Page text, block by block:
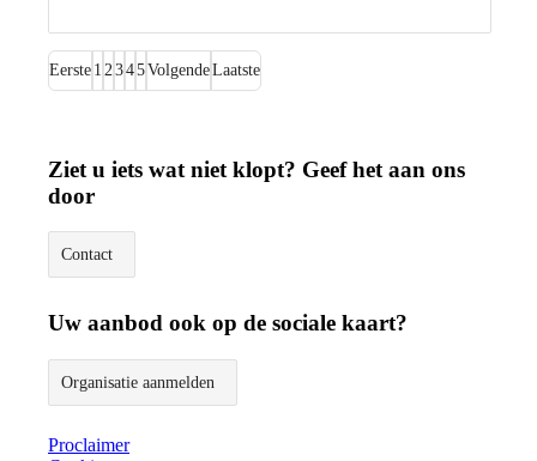
Eerste 1 2345VolgendeLaatste
Ziet u iets wat niet klopt? Geef het aan ons
door
Contact
Uw aanbod ook op de sociale kaart?
Organisatie aanmelden
Proclaimer